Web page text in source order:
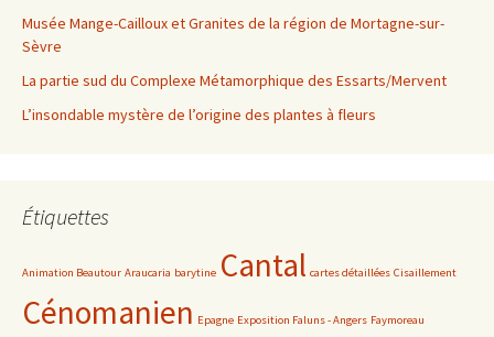
Musée Mange-Cailloux et Granites de la région de Mortagne-sur-
Sèvre
La partie sud du Complexe Métamorphique des Essarts/Mervent
L’insondable mystère de l’origine des plantes à fleurs
Étiquettes
Animation Beautour Araucaria barytine Cantal cartes détaillées Cisaillement
Cénomanien Epagne Exposition Faluns - Angers Faymoreau